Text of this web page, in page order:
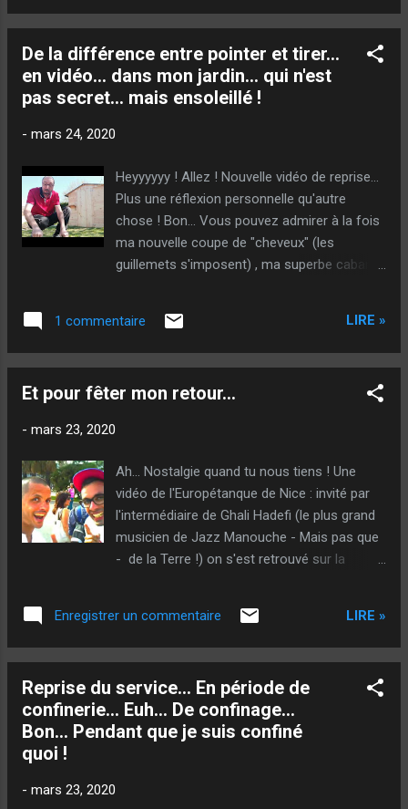
De la différence entre pointer et tirer...
en vidéo... dans mon jardin... qui n'est
pas secret... mais ensoleillé !
- mars 24, 2020
Heyyyyyy ! Allez ! Nouvelle vidéo de reprise...
Plus une réflexion personnelle qu'autre
chose ! Bon... Vous pouvez admirer à la fois
ma nouvelle coupe de "cheveux" (les
guillemets s'imposent) , ma superbe cabane
(c'est sa passion). Je précise à toutes fins
utiles, que le drapeau n'a aucun but
enfants, pendant la coupe du monde de
réagir sur cette petite vidéo de reprise (faite
one shot, comme d'hab !). Enfin... Si ça vous
dit hein... après tout, vous êtes ni un ballon
de basket, ni un test de grossesse. Ah... Je
n'ai pas encore pas mis de lien vers mon
avec deux ou trois passages de mes écrits,
1 commentaire LIRE »
Et pour fêter mon retour...
- mars 23, 2020
Ah... Nostalgie quand tu nous tiens ! Une
vidéo de l'Europétanque de Nice : invité par
l'intermédiaire de Ghali Hadefi (le plus grand
musicien de Jazz Manouche - Mais pas que
- de la Terre !) on s'est retrouvé sur la
était dans notre milieu !). Cette même
esplanade connaîtra ensuite des moments
actuellement interdite... Images rélisées par
le fréro : Alexis Hadefi . Notre monde est
fou... Tout comme l'est Ghali ! :-D Pourvu
Enregistrer un commentaire LIRE »
Reprise du service... En période de
confinerie... Euh... De confinage...
Bon... Pendant que je suis confiné
quoi !
- mars 23, 2020